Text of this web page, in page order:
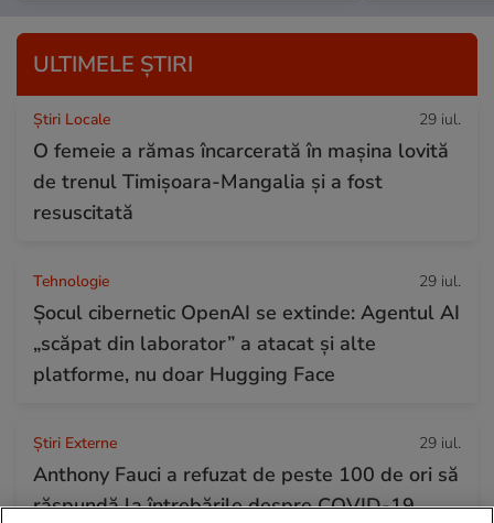
ULTIMELE ȘTIRI
Știri Locale 29 iul.
O femeie a rămas încarcerată în mașina lovită
de trenul Timișoara-Mangalia şi a fost
resuscitată
Tehnologie 29 iul.
Șocul cibernetic OpenAI se extinde: Agentul AI
„scăpat din laborator” a atacat și alte
platforme, nu doar Hugging Face
Știri Externe 29 iul.
Anthony Fauci a refuzat de peste 100 de ori să
răspundă la întrebările despre COVID-19